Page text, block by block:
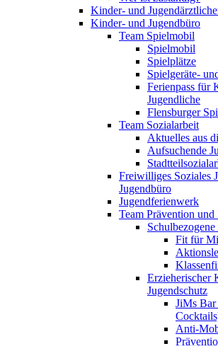
Kinder- und
Kinder- und Jugendbüro
Team Spielmobil
Spielmobil
Spielplätze
Spielgeräte-
Ferienpass für
Jugendliche
Flensburger
Team Sozialarbeit
Aktuelles aus
Aufsuchende
Freiwilliges Soziales
Jugendbüro
Jugendferienwerk
Team Prävention
Fit für
Erzieherischer
Jugendschutz
JiMs
Anti-